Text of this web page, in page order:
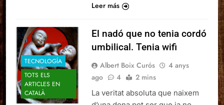
Leer más
TECNOLOGÍA
TOTS ELS
ARTICLES EN
CATALÀ
El nadó que no tenia cordó
umbilical. Tenia wifi
Albert Boix Curós
4 anys
ago
4 2 mins
La veritat absoluta que naixem